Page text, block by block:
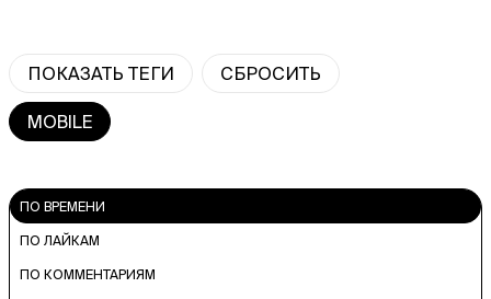
ПОКАЗАТЬ ТЕГИ СБРОСИТЬ
MOBILE
ПО ВРЕМЕНИ
ПО ЛАЙКАМ
ПО КОММЕНТАРИЯМ